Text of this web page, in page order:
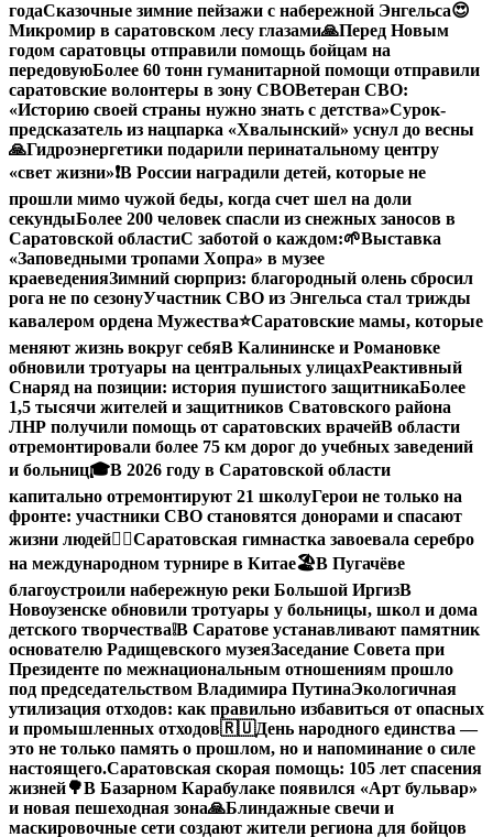
годаСказочные зимние пейзажи с набережной Энгельса😍
Микромир в саратовском лесу глазами🙏Перед Новым
годом саратовцы отправили помощь бойцам на
передовуюБолее 60 тонн гуманитарной помощи отправили
саратовские волонтеры в зону СВОВетеран СВО:
«Историю своей страны нужно знать с детства»Сурок-
предсказатель из нацпарка «Хвалынский» уснул до весны
🙏Гидроэнергетики подарили перинатальному центру
«свет жизни»❗️В России наградили детей, которые не
прошли мимо чужой беды, когда счет шел на доли
секундыБолее 200 человек спасли из снежных заносов в
Саратовской областиС заботой о каждом:🌱Выставка
«Заповедными тропами Хопра» в музее
краеведенияЗимний сюрприз: благородный олень сбросил
рога не по сезонуУчастник СВО из Энгельса стал трижды
кавалером ордена Мужества⭐️Саратовские мамы, которые
меняют жизнь вокруг себяВ Калининске и Романовке
обновили тротуары на центральных улицахРеактивный
Снаряд на позиции: история пушистого защитникаБолее
1,5 тысячи жителей и защитников Сватовского района
ЛНР получили помощь от саратовских врачейВ области
отремонтировали более 75 км дорог до учебных заведений
и больниц🎓В 2026 году в Саратовской области
капитально отремонтируют 21 школуГерои не только на
фронте: участники СВО становятся донорами и спасают
жизни людей🤸‍♀️Саратовская гимнастка завоевала серебро
на международном турнире в Китае🏖В Пугачёве
благоустроили набережную реки Большой ИргизВ
Новоузенске обновили тротуары у больницы, школ и дома
детского творчества❕В Саратове устанавливают памятник
основателю Радищевского музеяЗаседание Совета при
Президенте по межнациональным отношениям прошло
под председательством Владимира ПутинаЭкологичная
утилизация отходов: как правильно избавиться от опасных
и промышленных отходов🇷🇺День народного единства —
это не только память о прошлом, но и напоминание о силе
настоящего.Саратовская скорая помощь: 105 лет спасения
жизней🌳В Базарном Карабулаке появился «Арт бульвар»
и новая пешеходная зона🙏Блиндажные свечи и
маскировочные сети создают жители региона для бойцов